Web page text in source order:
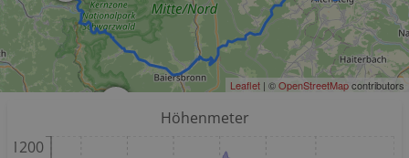
Leaflet | ©OpenStreetMapcontributors
Höhenmeter
1200